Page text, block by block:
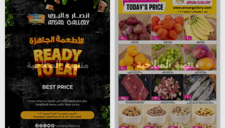
منتهية الصلاحية منتهية الصلاحية